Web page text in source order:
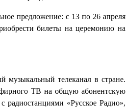
предложение: с 13 по 26 апреля
билеты на церемонию на
музыкальный телеканал в стране.
ТВ на общую абонентскую
радиостанциями «Русское Радио»,